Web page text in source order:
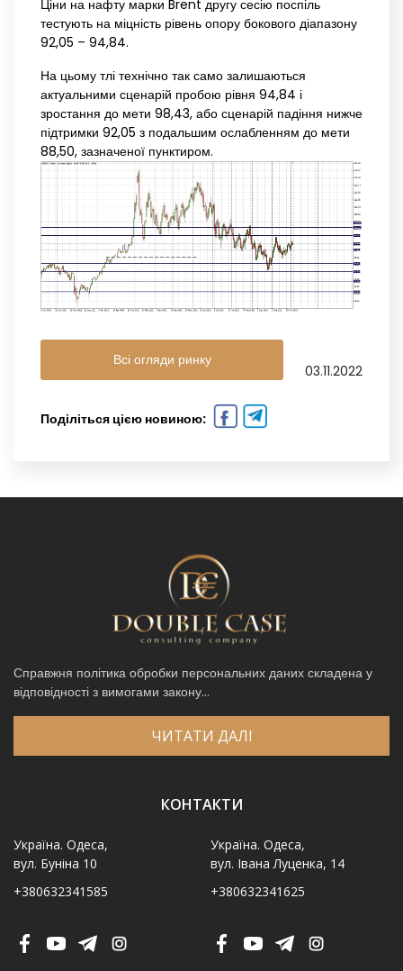
Ціни на нафту марки Brent другу сесію поспіль
тестують на міцність рівень опору бокового діапазону
92,05 – 94,84.
На цьому тлі технічно так само залишаються
актуальними сценарій пробою рівня 94,84 і
зростання до мети 98,43, або сценарій падіння нижче
підтримки 92,05 з подальшим ослабленням до мети
88,50, зазначеної пунктиром.
Всі огляди ринку
03.11.2022
Поділіться цією новиною:
Справжня політика обробки персональних даних складена у
відповідності з вимогами закону...
ЧИТАТИ ДАЛІ
КОНТАКТИ
Україна. Одеса,
вул. Буніна 10
+380632341585
Україна. Одеса,
вул. Івана Луценка, 14
+380632341625